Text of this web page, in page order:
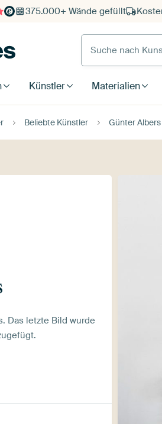
375.000+ Wände gefüllt
Suche nach
Künstler Materialien
Beliebte Künstler Günter Albers
Das letzte Bild wurde